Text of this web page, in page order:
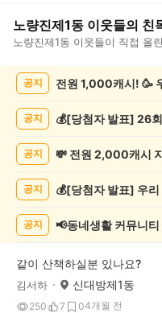
노량진제1동 이웃들의 친
노량진제1동 이웃들이 직접 올린
목/
시
공지 전원 1,000캐시! 🥳
공지
공지
공지
공지 📢동네생활 커뮤니
같이 산책하실분 있나요?
김서하 신대방제1동
250 7 04개월 전